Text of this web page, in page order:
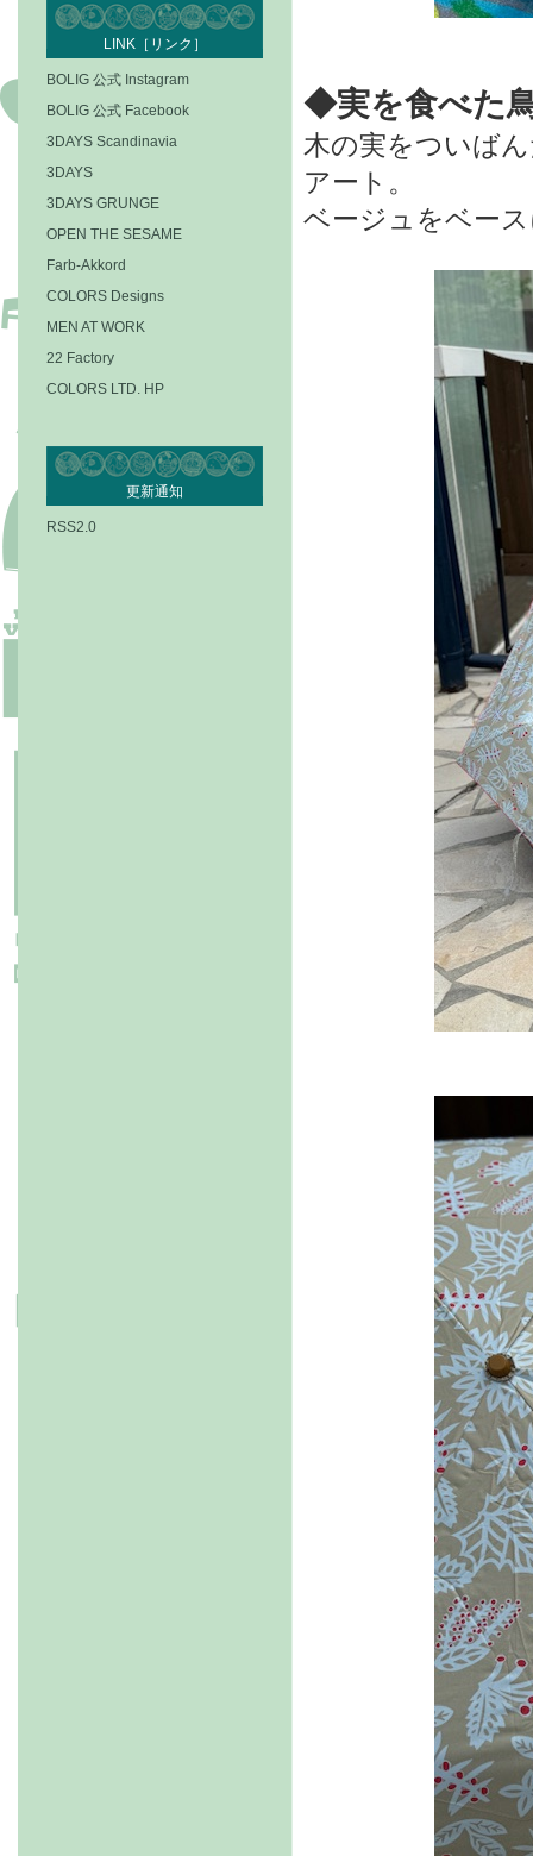
◆実を食べた
木の実をついば
アート。
ベージュをベー
LINK［リンク］
BOLIG 公式 Instagram
BOLIG 公式 Facebook
3DAYS Scandinavia
3DAYS
3DAYS GRUNGE
OPEN THE SESAME
Farb-Akkord
COLORS Designs
MEN AT WORK
22 Factory
COLORS LTD. HP
更新通知
RSS2.0